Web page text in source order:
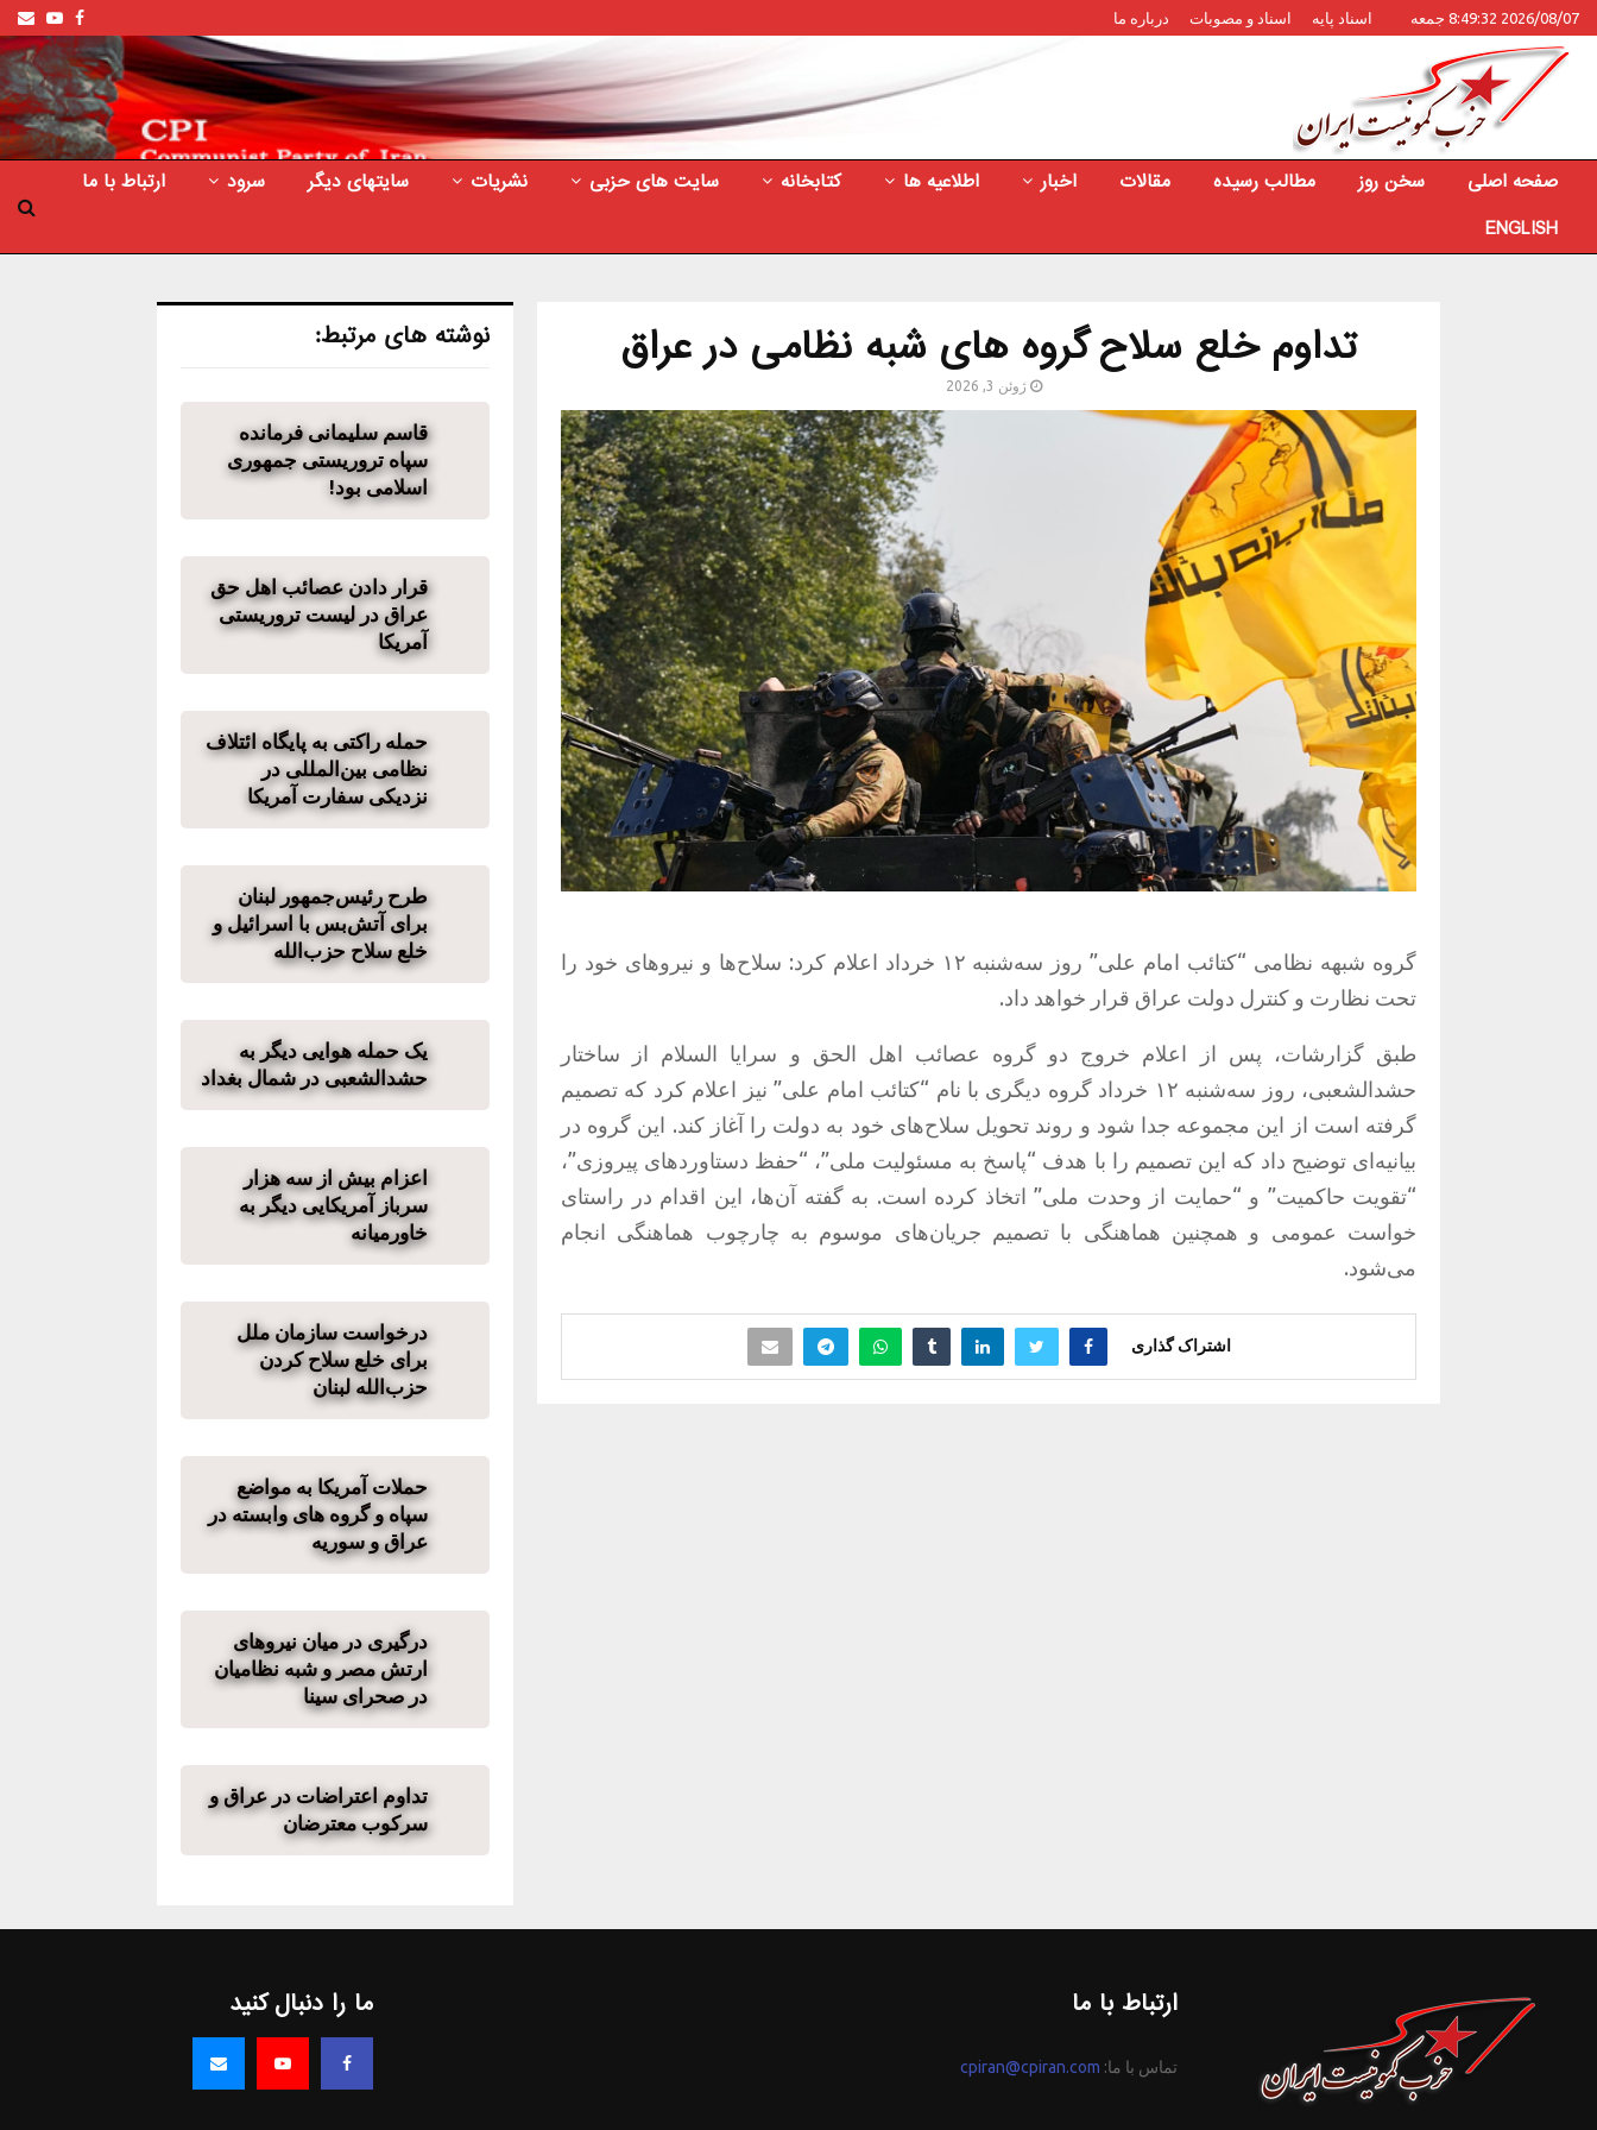
2026/08/07 8:49:32 جمعه اسناد پایه اسناد و مصوبات درباره ما Facebook
صفحه اصلی سخن روز مطالب رسیده مقالات اخبار اطلاعیه ها کتابخانه سایت های حزبی نشریات سایتهای دیگر سرود
ارتباط با ما
ENGLISH
تداوم خلع سلاح‌ گروه های شبه نظامی در عراق
ژوئن 3, 2026
گروه شبهه نظامی “کتائب امام علی” روز سه‌شنبه ۱۲ خرداد اعلام کرد: سلاح‌ها و نیروهای خود را
تحت نظارت و کنترل دولت عراق قرار خواهد داد.
طبق گزارشات، پس از اعلام خروج دو گروه عصائب اهل الحق و سرایا السلام از ساختار
حشدالشعبی، روز سه‌شنبه ۱۲ خرداد گروه دیگری با نام “کتائب امام علی” نیز اعلام کرد که تصمیم
گرفته است از این مجموعه جدا شود و روند تحویل سلاح‌های خود به دولت را آغاز کند. این گروه در
بیانیه‌ای توضیح داد که این تصمیم را با هدف “پاسخ به مسئولیت ملی”، “حفظ دستاوردهای پیروزی”،
“تقویت حاکمیت” و “حمایت از وحدت ملی” اتخاذ کرده است. به گفته آن‌ها، این اقدام در راستای
خواست عمومی و همچنین هماهنگی با تصمیم جریان‌های موسوم به چارچوب هماهنگی انجام
می‌شود.
اشتراک گذاری
نوشته های مرتبط:
قاسم سلیمانی فرمانده
سپاه تروریستی جمهوری
اسلامی بود!
قرار دادن عصائب اهل حق
عراق در لیست تروریستی
آمریکا
حمله راکتی به پایگاه ائتلاف
نظامی‌ بین‌المللی در
نزدیکی سفارت آمریکا
طرح رئیس‌جمهور لبنان
برای آتش‌بس با اسرائیل و
خلع سلاح حزب‌الله
یک حمله هوایی دیگر به
حشدالشعبی در شمال بغداد
اعزام بیش از سه هزار
سرباز آمریکایی دیگر به
خاورمیانه
درخواست سازمان ملل
برای خلع سلاح کردن
حزب‌الله لبنان
حملات آمریکا به مواضع
سپاه و گروه های وابسته در
عراق و سوریه
درگیری در میان نیروهای
ارتش مصر و شبه نظامیان
در صحرای سینا
تداوم اعتراضات در عراق و
سرکوب معترضان
ارتباط با ما
تماس با ما: cpiran@cpiran.com
ما را دنبال کنید